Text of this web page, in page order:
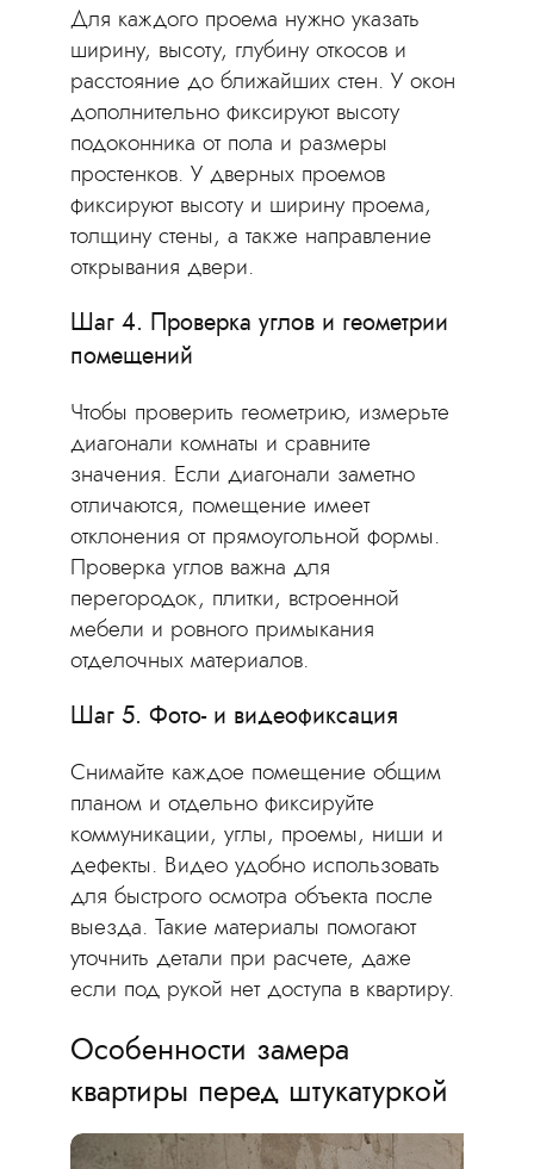
Для каждого проема нужно указать
ширину, высоту, глубину откосов и
расстояние до ближайших стен. У окон
дополнительно фиксируют высоту
подоконника от пола и размеры
простенков. У дверных проемов
фиксируют высоту и ширину проема,
толщину стены, а также направление
открывания двери.
Шаг 4. Проверка углов и геометрии
помещений
Чтобы проверить геометрию, измерьте
диагонали комнаты и сравните
значения. Если диагонали заметно
отличаются, помещение имеет
отклонения от прямоугольной формы.
Проверка углов важна для
перегородок, плитки, встроенной
мебели и ровного примыкания
отделочных материалов.
Шаг 5. Фото- и видеофиксация
Снимайте каждое помещение общим
планом и отдельно фиксируйте
коммуникации, углы, проемы, ниши и
дефекты. Видео удобно использовать
для быстрого осмотра объекта после
выезда. Такие материалы помогают
уточнить детали при расчете, даже
если под рукой нет доступа в квартиру.
Особенности замера
квартиры перед штукатуркой